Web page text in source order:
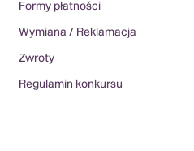
Formy płatności
Wymiana / Reklamacja
Zwroty
Regulamin konkursu